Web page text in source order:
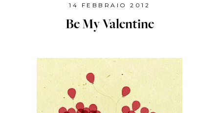
14 FEBBRAIO 2012
Be My Valentine